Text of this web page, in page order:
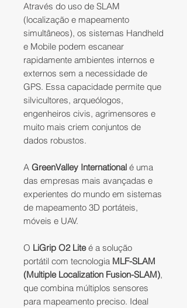
Através do uso de SLAM
(localização e mapeamento
simultâneos), os sistemas Handheld
e Mobile podem escanear
rapidamente ambientes internos e
externos sem a necessidade de
GPS. Essa capacidade permite que
silvicultores, arqueólogos,
engenheiros civis, agrimensores e
muito mais criem conjuntos de
dados robustos.
A GreenValley International é uma
das empresas mais avançadas e
experientes do mundo em sistemas
de mapeamento 3D portáteis,
móveis e UAV.
O LiGrip O2 Liteé a solução
portátil com tecnologia MLF-SLAM
(Multiple Localization Fusion-SLAM),
que combina múltiplos sensores
para mapeamento preciso. Ideal